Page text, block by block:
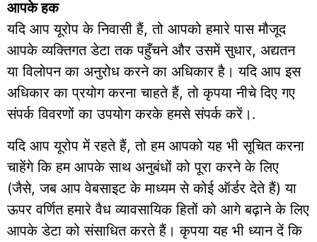
आपके हक
यदि आप यूरोप के निवासी हैं, तो आपको हमारे पास मौजूद
आपके व्यक्तिगत डेटा तक पहुँचने और उसमें सुधार, अद्यतन
या विलोपन का अनुरोध करने का अधिकार है। यदि आप इस
अधिकार का प्रयोग करना चाहते हैं, तो कृपया नीचे दिए गए
संपर्क विवरणों का उपयोग करके हमसे संपर्क करें।.
यदि आप यूरोप में रहते हैं, तो हम आपको यह भी सूचित करना
चाहेंगे कि हम आपके साथ अनुबंधों को पूरा करने के लिए
(जैसे, जब आप वेबसाइट के माध्यम से कोई ऑर्डर देते हैं) या
ऊपर वर्णित हमारे वैध व्यावसायिक हितों को आगे बढ़ाने के लिए
आपके डेटा को संसाधित करते हैं। कृपया यह भी ध्यान दें कि